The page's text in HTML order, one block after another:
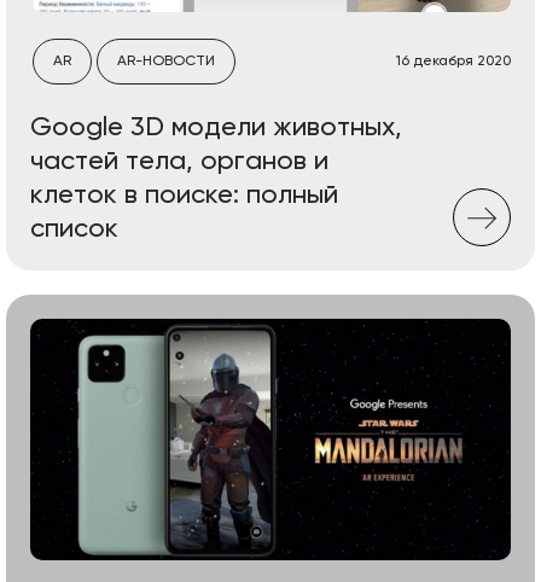
AR AR-НОВОСТИ 16 декабря 2020
Google 3D модели животных,
частей тела, органов и
клеток в поиске: полный
список